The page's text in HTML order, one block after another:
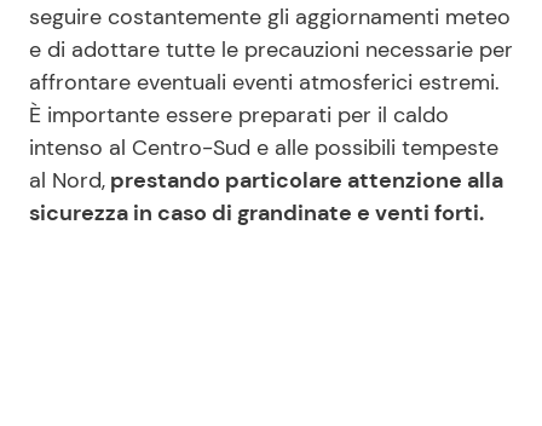
seguire costantemente gli aggiornamenti meteo
e di adottare tutte le precauzioni necessarie per
affrontare eventuali eventi atmosferici estremi.
È importante essere preparati per il caldo
intenso al Centro-Sud e alle possibili tempeste
al Nord, prestando particolare attenzione alla
sicurezza in caso di grandinate e venti forti.